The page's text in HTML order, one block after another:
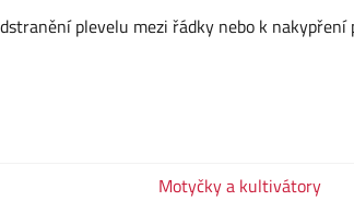
plevelu mezi řádky nebo k
Motyčky a kultivátory